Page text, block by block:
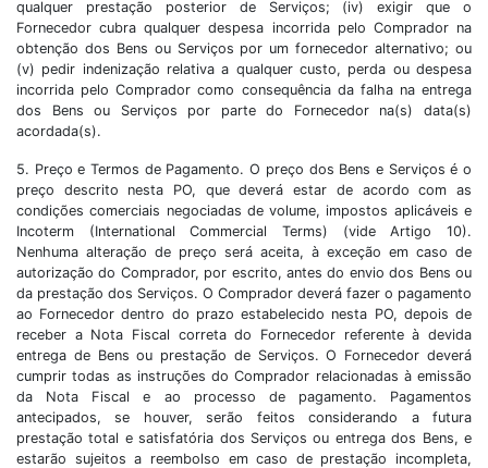
qualquer prestação posterior de Serviços; (iv) exigir que o
Fornecedor cubra qualquer despesa incorrida pelo Comprador na
obtenção dos Bens ou Serviços por um fornecedor alternativo; ou
(v) pedir indenização relativa a qualquer custo, perda ou despesa
incorrida pelo Comprador como consequência da falha na entrega
dos Bens ou Serviços por parte do Fornecedor na(s) data(s)
acordada(s).
5. Preço e Termos de Pagamento. O preço dos Bens e Serviços é o
preço descrito nesta PO, que deverá estar de acordo com as
condições comerciais negociadas de volume, impostos aplicáveis e
Incoterm (International Commercial Terms) (vide Artigo 10).
Nenhuma alteração de preço será aceita, à exceção em caso de
autorização do Comprador, por escrito, antes do envio dos Bens ou
da prestação dos Serviços. O Comprador deverá fazer o pagamento
ao Fornecedor dentro do prazo estabelecido nesta PO, depois de
receber a Nota Fiscal correta do Fornecedor referente à devida
entrega de Bens ou prestação de Serviços. O Fornecedor deverá
cumprir todas as instruções do Comprador relacionadas à emissão
da Nota Fiscal e ao processo de pagamento. Pagamentos
antecipados, se houver, serão feitos considerando a futura
prestação total e satisfatória dos Serviços ou entrega dos Bens, e
estarão sujeitos a reembolso em caso de prestação incompleta,